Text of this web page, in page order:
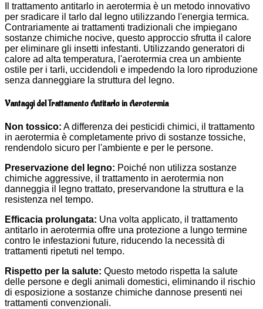
Il trattamento antitarlo in aerotermia è un metodo innovativo
per sradicare il tarlo dal legno utilizzando l'energia termica.
Contrariamente ai trattamenti tradizionali che impiegano
sostanze chimiche nocive, questo approccio sfrutta il calore
per eliminare gli insetti infestanti. Utilizzando generatori di
calore ad alta temperatura, l'aerotermia crea un ambiente
ostile per i tarli, uccidendoli e impedendo la loro riproduzione
senza danneggiare la struttura del legno.
Vantaggi del Trattamento Antitarlo in Aerotermia
Non tossico: A differenza dei pesticidi chimici, il trattamento
in aerotermia è completamente privo di sostanze tossiche,
rendendolo sicuro per l'ambiente e per le persone.
Preservazione del legno: Poiché non utilizza sostanze
chimiche aggressive, il trattamento in aerotermia non
danneggia il legno trattato, preservandone la struttura e la
resistenza nel tempo.
Efficacia prolungata: Una volta applicato, il trattamento
antitarlo in aerotermia offre una protezione a lungo termine
contro le infestazioni future, riducendo la necessità di
trattamenti ripetuti nel tempo.
Rispetto per la salute: Questo metodo rispetta la salute
delle persone e degli animali domestici, eliminando il rischio
di esposizione a sostanze chimiche dannose presenti nei
trattamenti convenzionali.